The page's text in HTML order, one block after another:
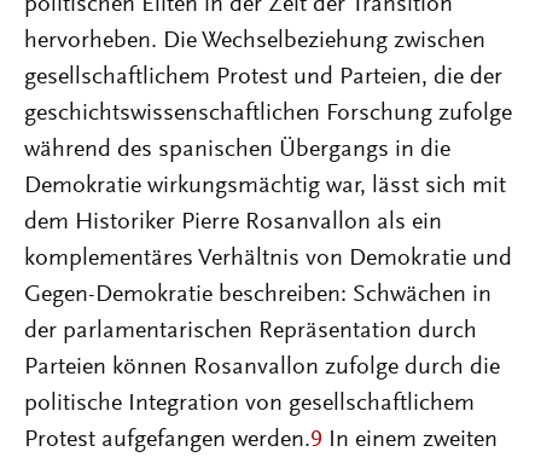
politischen Eliten in der Zeit der Transition
hervorheben. Die Wechselbeziehung zwischen
gesellschaftlichem Protest und Parteien, die der
geschichtswissenschaftlichen Forschung zufolge
während des spanischen Übergangs in die
Demokratie wirkungsmächtig war, lässt sich mit
dem Historiker Pierre Rosanvallon als ein
komplementäres Verhältnis von Demokratie und
Gegen-Demokratie beschreiben: Schwächen in
der parlamentarischen Repräsentation durch
Parteien können Rosanvallon zufolge durch die
politische Integration von gesellschaftlichem
Protest aufgefangen werden.9 In einem zweiten